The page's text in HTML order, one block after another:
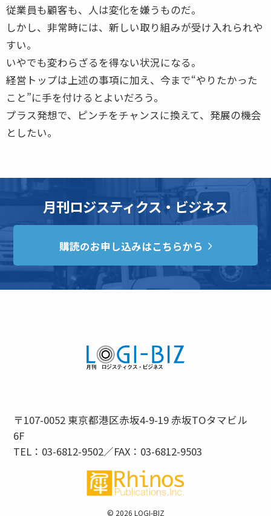
従業員も顧客も、人は変化を嫌うものだ。
しかし、非常時には、新しい取り組みが受け入れられや
すい。
いやでも変わらざるを得ない状況になる。
経営トップは上述の事項に加え、今まで“やりたかった
こと”に手を付けるとよいだろう。
プラス発想で、ピンチをチャンスに換えて、発展の機会
としたい。
月刊ロジスティクス・ビジネス
購読のお申し込みはこちらから
〒107-0052 東京都港区赤坂4-9-19 赤坂TOタマビル
6F
TEL：03-6812-9502／FAX：03-6812-9503
© 2026 LOGI-BIZ